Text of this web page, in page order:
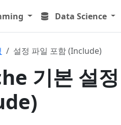
Data Science
설정 파일 포함 (Include)
기본 설